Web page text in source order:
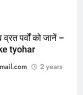
पर्वों को जानें –
tyohar
2 years